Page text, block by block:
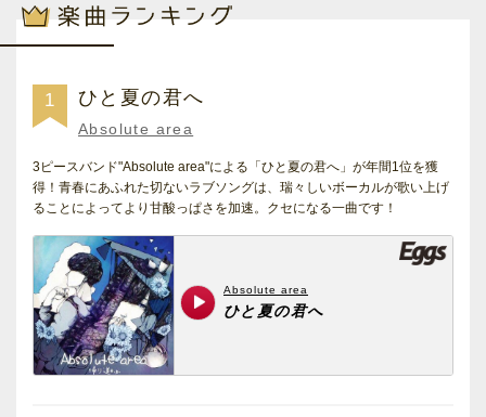
1 ひと夏の君へ
Absolute area
3ピースバンド"Absolute area"による「ひと夏の君へ」が年間1位を獲
得！青春にあふれた切ないラブソングは、瑞々しいボーカルが歌い上げ
ることによってより甘酸っぱさを加速。クセになる一曲です！